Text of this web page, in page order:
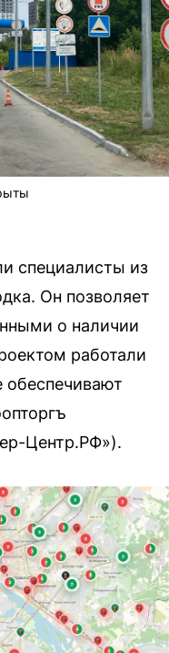
специалисты из
Он позволяет
о наличии
работали
обеспечивают
Центр.РФ»).